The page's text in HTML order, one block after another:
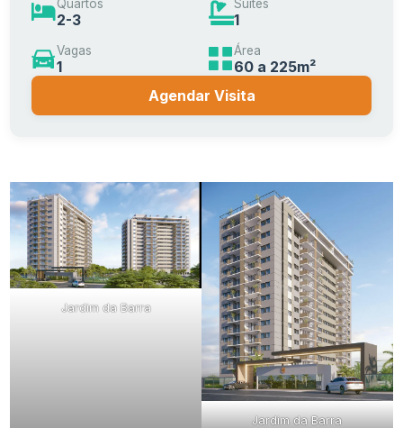
Quartos
2-3
Suítes
1
Vagas
1
Área
60 a 225m²
Agendar Visita
Jardim da Barra
Jardim da Barra